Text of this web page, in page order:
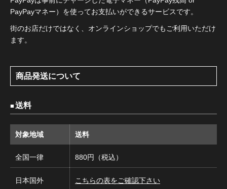
PayPayマネー）を使ってお支払いができるサービスです。
街のお店だけではなく、オンラインショップでもご利用いただけ
ます。
商品発送について
送料
対象地域 送料
全国一律 880円（税込）
日本国外 こちらの表をご確認下さい